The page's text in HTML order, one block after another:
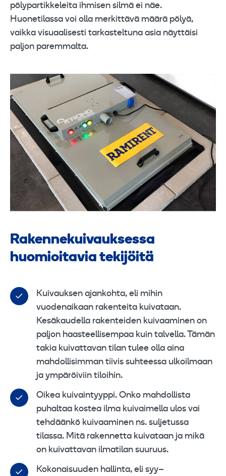
pölypartikkeleita ihmisen silmä ei näe.
Huonetilassa voi olla merkittävä määrä pölyä,
vaikka visuaalisesti tarkasteltuna asia näyttäisi
paljon paremmalta.
Rakennekuivauksessa
huomioitavia tekijöitä
Kuivauksen ajankohta, eli mihin
vuodenaikaan rakenteita kuivataan.
Kesäkaudella rakenteiden kuivaaminen on
paljon haasteellisempaa kuin talvella. Tämän
takia kuivattavan tilan tulee olla aina
mahdollisimman tiivis suhteessa ulkoilmaan
ja ympäröiviin tiloihin.
Oikea kuivaintyyppi. Onko mahdollista
puhaltaa kostea ilma kuivaimella ulos vai
tehdäänkö kuivaaminen ns. suljetussa
tilassa. Mitä rakennetta kuivataan ja mikä
on kuivattavan ilmatilan suuruus.
Kokonaisuuden hallinta, eli syy–